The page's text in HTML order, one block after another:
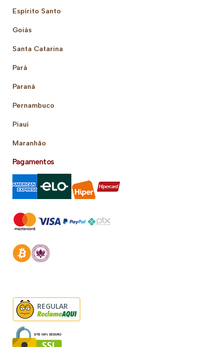
Espírito Santo
Goiás
Santa Catarina
Pará
Paraná
Pernambuco
Piauí
Maranhão
Pagamentos
REGULAR